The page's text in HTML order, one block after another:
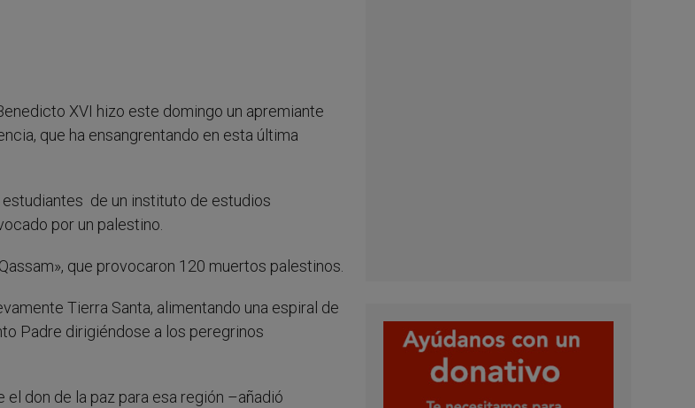
XVI hizo este domingo un apremiante
que ha ensangrentando en esta última
de un instituto de estudios
por un palestino.
que provocaron 120 muertos palestinos.
Tierra Santa, alimentando una espiral de
Padre dirigiéndose a los peregrinos
don de la paz para esa región –añadió